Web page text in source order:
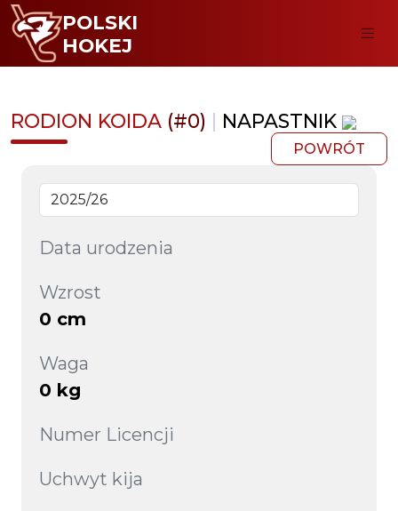
POLSKI
HOKEJ
RODION KOIDA (#0) | NAPASTNIK
POWRÓT
Data urodzenia
Wzrost
0 cm
Waga
0 kg
Numer Licencji
Uchwyt kija